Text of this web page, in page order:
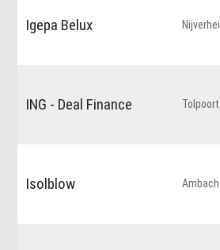
Igepa Belux
ING - Deal Finance
Isolblow